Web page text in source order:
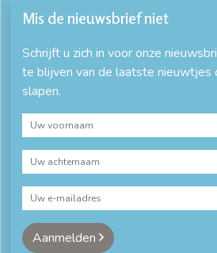
Mis de nieuwsbrief niet
Schrijft u zich in voor onze
te blijven van de laatste nieuwtjes
slapen.
Aanmelden